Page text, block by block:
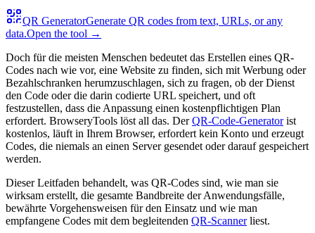
QR GeneratorGenerate QR codes from text, URLs, or any
data.Open the tool →
Doch für die meisten Menschen bedeutet das Erstellen eines QR-
Codes nach wie vor, eine Website zu finden, sich mit Werbung oder
Bezahlschranken herumzuschlagen, sich zu fragen, ob der Dienst
den Code oder die darin codierte URL speichert, und oft
festzustellen, dass die Anpassung einen kostenpflichtigen Plan
erfordert. BrowseryTools löst all das. Der QR-Code-Generatorist
kostenlos, läuft in Ihrem Browser, erfordert kein Konto und erzeugt
Codes, die niemals an einen Server gesendet oder darauf gespeichert
werden.
Dieser Leitfaden behandelt, was QR-Codes sind, wie man sie
wirksam erstellt, die gesamte Bandbreite der Anwendungsfälle,
bewährte Vorgehensweisen für den Einsatz und wie man
empfangene Codes mit dem begleitenden QR-Scannerliest.